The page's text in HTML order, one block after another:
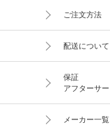
ご注文方法
配送について
保証
アフターサー
メーカー一覧